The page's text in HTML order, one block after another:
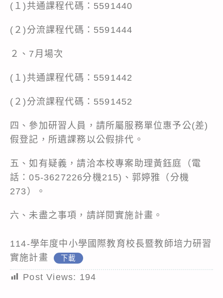
(１)共通課程代碼：5591440
(２)分流課程代碼：5591444
２、7月場次
(１)共通課程代碼：5591442
(２)分流課程代碼：5591452
四、參加研習人員，請所屬服務單位惠予公(差)
假登記，所遺課務以公假排代。
五、如有疑義，請洽本校專案助理黃鈺庭（電
話：05-3627226分機215)、郭婷雅（分機
273）。
六、未盡之事項，請詳閱實施計畫。
114-學年度中小學國際教育校長暨教師培力研習
實施計畫
下載
Post Views: 194